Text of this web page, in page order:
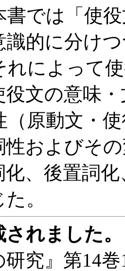
書では「使
識的に分け
れによって
役文の意味
（原動文・
性およびそ
化、後置詞
。
れました。
研究』第14